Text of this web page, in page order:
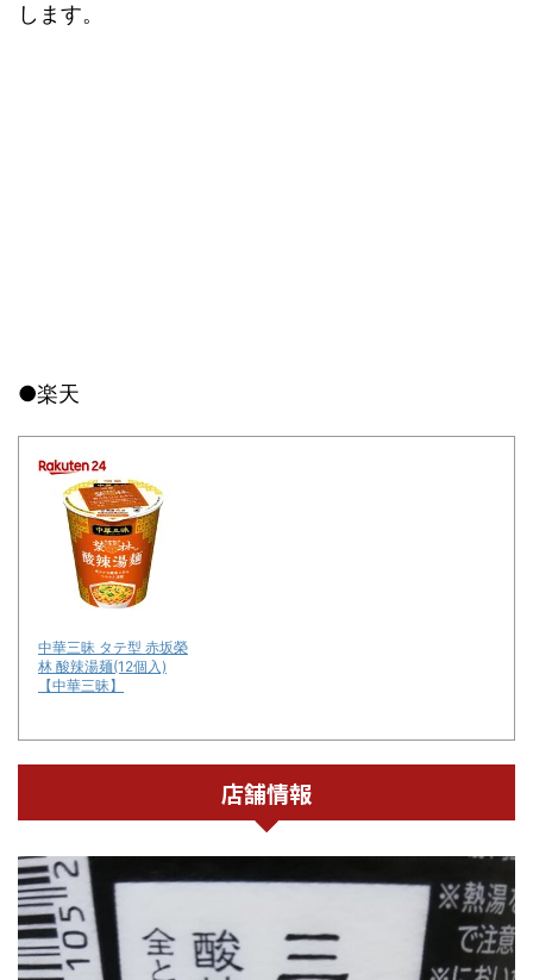
します。
●楽天
中華三昧 タテ型 赤坂榮
林 酸辣湯麺(12個入)
【中華三昧】
店舗情報